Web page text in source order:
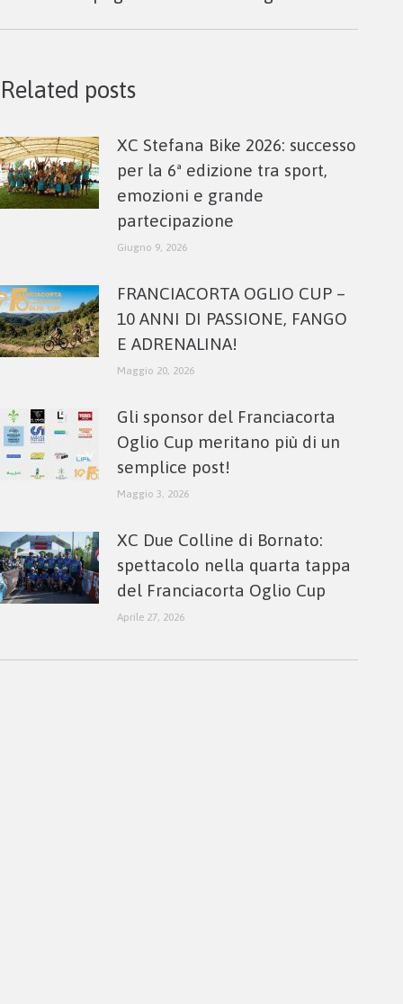
Related posts
XC Stefana Bike 2026: successo
per la 6ª edizione tra sport,
emozioni e grande
partecipazione
Giugno 9, 2026
FRANCIACORTA OGLIO CUP –
10 ANNI DI PASSIONE, FANGO
E ADRENALINA!
Maggio 20, 2026
Gli sponsor del Franciacorta
Oglio Cup meritano più di un
semplice post!
Maggio 3, 2026
XC Due Colline di Bornato:
spettacolo nella quarta tappa
del Franciacorta Oglio Cup
Aprile 27, 2026